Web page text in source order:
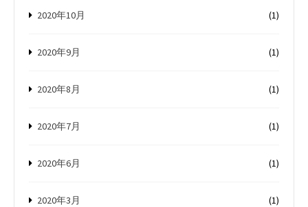
2020年10月 (1)
2020年9月 (1)
2020年8月 (1)
2020年7月 (1)
2020年6月 (1)
2020年3月 (1)